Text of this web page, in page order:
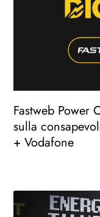
Fastweb Power
sulla
+ Vodafone